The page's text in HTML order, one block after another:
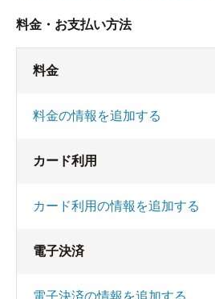
料金・お支払い方法
料金
料金の情報を追加する
カード利用
カード利用の情報を追加する
電子決済
電子決済の情報を追加する